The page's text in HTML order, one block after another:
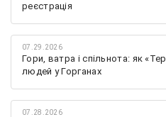
реєстрація
07.29.2026
Гори, ватра і спільнота: як
людей у Горганах
07.28.2026